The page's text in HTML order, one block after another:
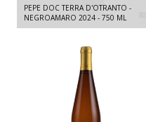
PEPE DOC TERRA D'OTRANTO -
NEGROAMARO 2024 - 750 ML